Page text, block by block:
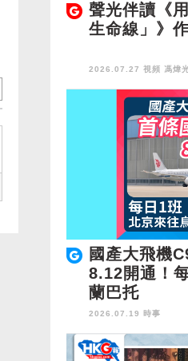
聲光伴讀《
生命線」》
2026.07.27 視頻 馮煒
國產大飛機
8.12開通！
蘭巴托
2026.07.19 時事